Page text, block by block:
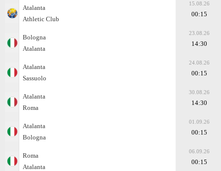
Atalanta
Athletic Club
15.08.26
00:15
Bologna
Atalanta
23.08.26
14:30
Atalanta
Sassuolo
24.08.26
00:15
Atalanta
Roma
30.08.26
14:30
Atalanta
Bologna
01.09.26
00:15
Roma
Atalanta
06.09.26
00:15